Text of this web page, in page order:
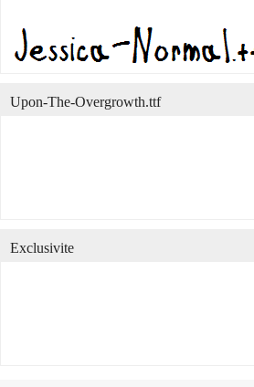
Upon-The-Overgrowth.ttf
Exclusivite